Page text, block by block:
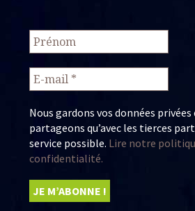
Nous gardons vos données privées
partageons qu’avec les tierces
service possible. Lire notre
confidentialité.